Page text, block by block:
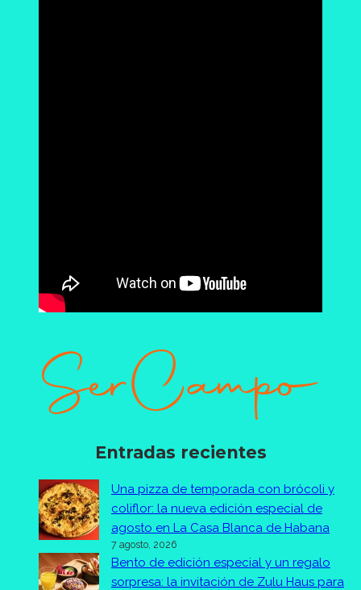
Entradas recientes
Una pizza de temporada con brócoli y
coliflor: la nueva edición especial de
agosto en La Casa Blanca de Habana
7 agosto, 2026
Bento de edición especial y un regalo
sorpresa: la invitación de Zulu Haus para